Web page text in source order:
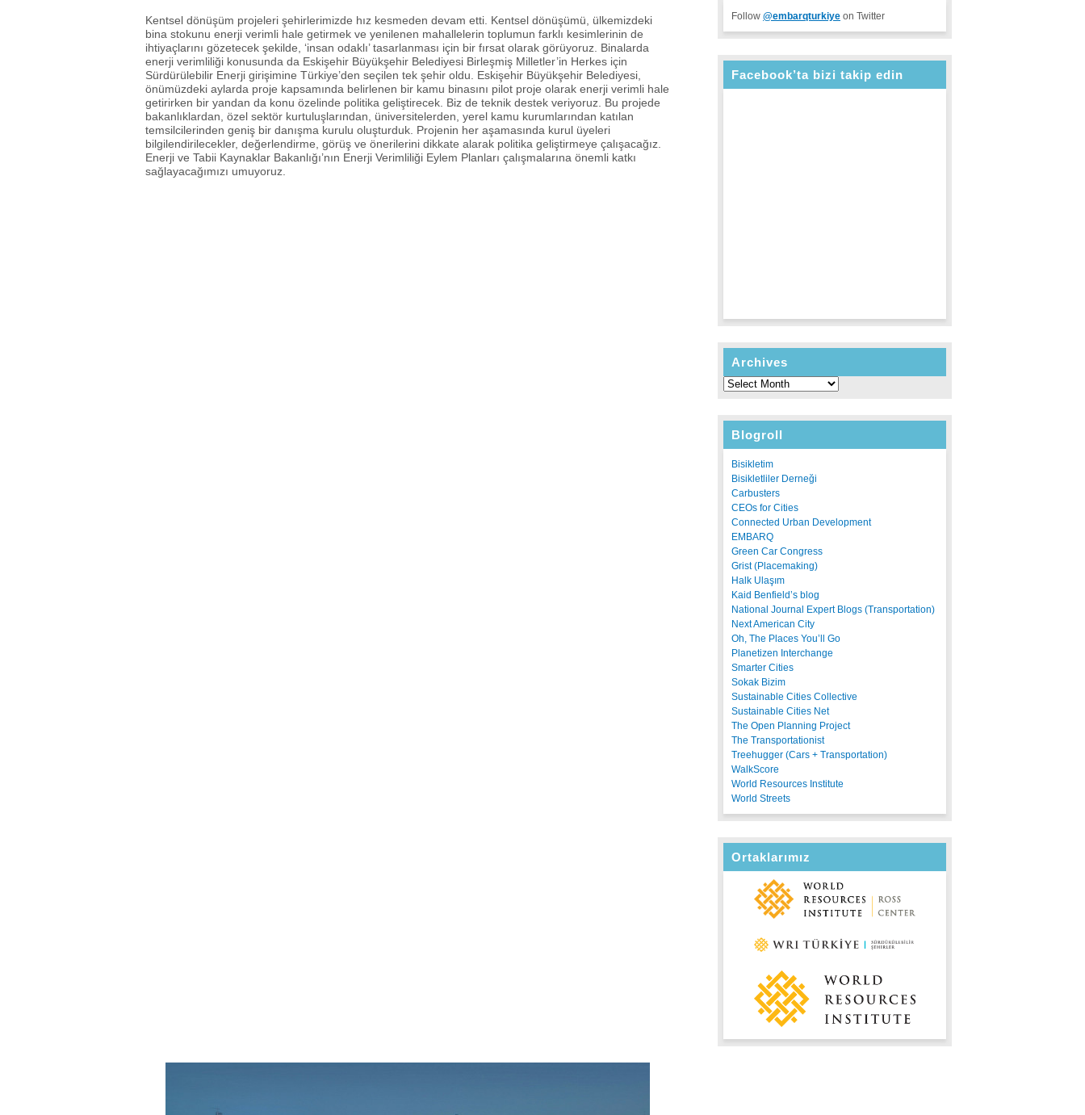
Follow @embarqturkiye on Twitter
Facebook’ta bizi takip edin
Archives
Blogroll
Bisikletim
Bisikletliler Derneği
Carbusters
CEOs for Cities
Connected Urban Development
EMBARQ
Green Car Congress
Grist (Placemaking)
Halk Ulaşım
Kaid Benfield’s blog
National Journal Expert Blogs (Transportation)
Next American City
Oh, The Places You’ll Go
Planetizen Interchange
Smarter Cities
Sokak Bizim
Sustainable Cities Collective
Sustainable Cities Net
The Open Planning Project
The Transportationist
Treehugger (Cars + Transportation)
WalkScore
World Resources Institute
World Streets
Ortaklarımız
Kentsel dönüşüm projeleri şehirlerimizde hız kesmeden devam etti. Kentsel dönüşümü, ülkemizdeki
bina stokunu enerji verimli hale getirmek ve yenilenen mahallelerin toplumun farklı kesimlerinin de
ihtiyaçlarını gözetecek şekilde, ‘insan odaklı’ tasarlanması için bir fırsat olarak görüyoruz. Binalarda
enerji verimliliği konusunda da Eskişehir Büyükşehir Belediyesi Birleşmiş Milletler’in Herkes için
Sürdürülebilir Enerji girişimine Türkiye’den seçilen tek şehir oldu. Eskişehir Büyükşehir Belediyesi,
önümüzdeki aylarda proje kapsamında belirlenen bir kamu binasını pilot proje olarak enerji verimli hale
getirirken bir yandan da konu özelinde politika geliştirecek. Biz de teknik destek veriyoruz. Bu projede
bakanlıklardan, özel sektör kurtuluşlarından, üniversitelerden, yerel kamu kurumlarından katılan
temsilcilerinden geniş bir danışma kurulu oluşturduk. Projenin her aşamasında kurul üyeleri
bilgilendirilecekler, değerlendirme, görüş ve önerilerini dikkate alarak politika geliştirmeye çalışacağız.
Enerji ve Tabii Kaynaklar Bakanlığı’nın Enerji Verimliliği Eylem Planları çalışmalarına önemli katkı
sağlayacağımızı umuyoruz.